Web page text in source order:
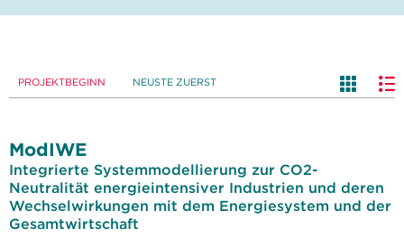
PROJEKTBEGINN NEUSTE ZUERST
ModIWE
Integrierte Systemmodellierung zur CO2-
Neutralität energieintensiver Industrien und deren
Wechselwirkungen mit dem Energiesystem und der
Gesamtwirtschaft